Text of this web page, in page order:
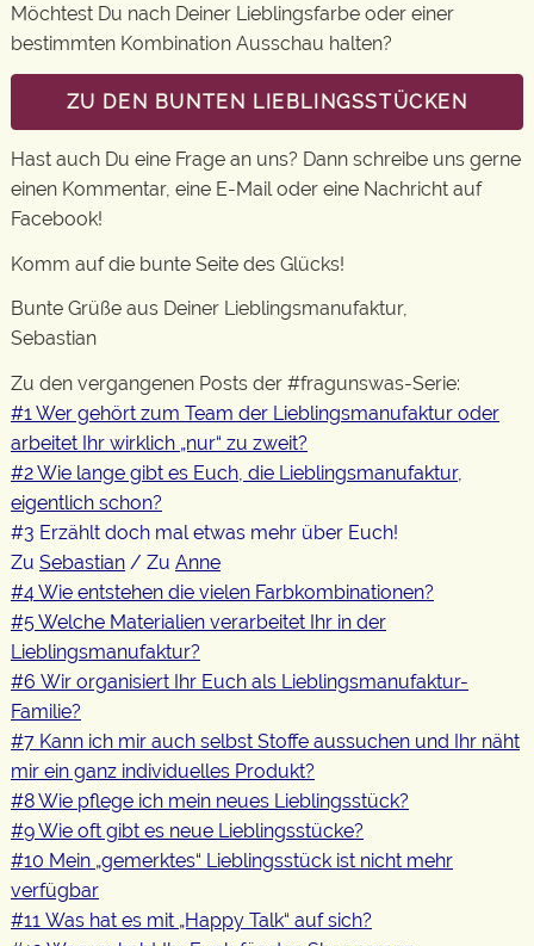
Möchtest Du nach Deiner Lieblingsfarbe oder einer
bestimmten Kombination Ausschau halten?
ZU DEN BUNTEN LIEBLINGSSTÜCKEN
Hast auch Du eine Frage an uns? Dann schreibe uns gerne
einen Kommentar, eine E-Mail oder eine Nachricht auf
Facebook!
Komm auf die bunte Seite des Glücks!
Bunte Grüße aus Deiner Lieblingsmanufaktur,
Sebastian
Zu den vergangenen Posts der #fragunswas-Serie:
#1 Wer gehört zum Team der Lieblingsmanufaktur oder
arbeitet Ihr wirklich „nur“ zu zweit?
#2 Wie lange gibt es Euch, die Lieblingsmanufaktur,
eigentlich schon?
#3 Erzählt doch mal etwas mehr über Euch!
Zu Sebastian / Zu Anne
#4 Wie entstehen die vielen Farbkombinationen?
#5 Welche Materialien verarbeitet Ihr in der
Lieblingsmanufaktur?
#6 Wir organisiert Ihr Euch als Lieblingsmanufaktur-
Familie?
#7 Kann ich mir auch selbst Stoffe aussuchen und Ihr näht
mir ein ganz individuelles Produkt?
#8 Wie pflege ich mein neues Lieblingsstück?
#9 Wie oft gibt es neue Lieblingsstücke?
#10 Mein „gemerktes“ Lieblingsstück ist nicht mehr
verfügbar
#11 Was hat es mit „Happy Talk“ auf sich?